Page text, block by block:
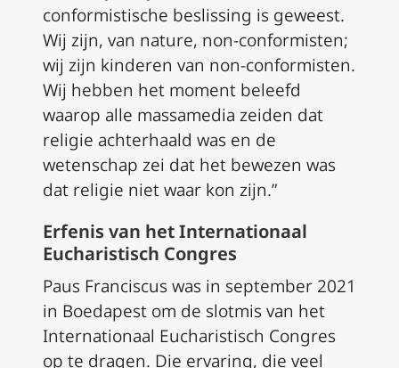
conformistische beslissing is geweest.
Wij zijn, van nature, non-conformisten;
wij zijn kinderen van non-conformisten.
Wij hebben het moment beleefd
waarop alle massamedia zeiden dat
religie achterhaald was en de
wetenschap zei dat het bewezen was
dat religie niet waar kon zijn.”
Erfenis van het Internationaal
Eucharistisch Congres
Paus Franciscus was in september 2021
in Boedapest om de slotmis van het
Internationaal Eucharistisch Congres
op te dragen. Die ervaring, die veel